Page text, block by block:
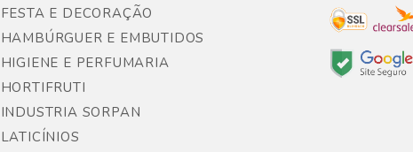
FESTA E DECORAÇÃO
HAMBÚRGUER E EMBUTIDOS
HIGIENE E PERFUMARIA
HORTIFRUTI
INDUSTRIA SORPAN
LATICÍNIOS